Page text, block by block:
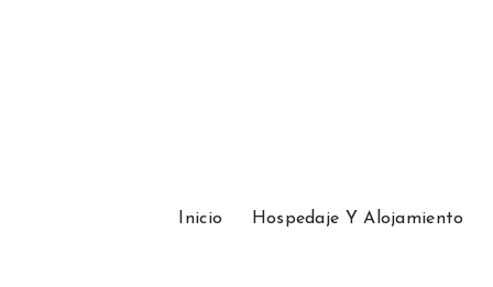
Inicio Hospedaje Y Alojamiento